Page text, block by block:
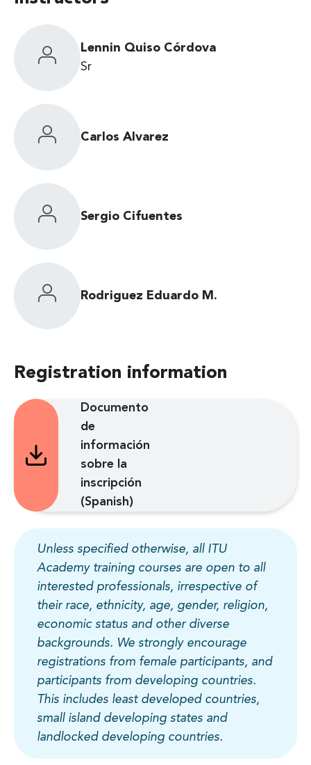
Lennin Quiso Córdova
Sr
Carlos Alvarez
Sergio Cifuentes
Rodriguez Eduardo M.
Registration information
Documento
de
información
sobre la
inscripción
(Spanish)
Unless specified otherwise, all ITU
Academy training courses are open to all
interested professionals, irrespective of
their race, ethnicity, age, gender, religion,
economic status and other diverse
backgrounds. We strongly encourage
registrations from female participants, and
participants from developing countries.
This includes least developed countries,
small island developing states and
landlocked developing countries.